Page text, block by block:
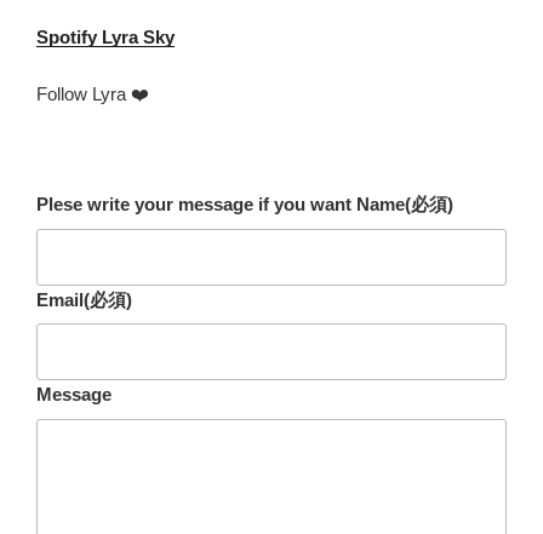
Spotify Lyra Sky
Follow Lyra ❤️
Plese write your message if you want Name(必須)
Email(必須)
Message